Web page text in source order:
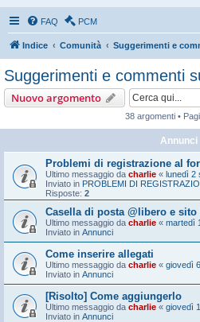
FAQ PCM
Indice Comunità Suggerimenti e
Suggerimenti e commenti
Nuovo argomento
38 argomenti •
Annunci
Problemi di registrazione al
Ultimo messaggio da charlie « lunedì 2
Inviato in PROBLEMI DI
Risposte: 2
Casella di posta @libero e
Ultimo messaggio da charlie « martedì
Inviato in Annunci
Come inserire allegati
Ultimo messaggio da charlie « giovedì
Inviato in Annunci
[Risolto] Come aggiungerlo
Ultimo messaggio da charlie « giovedì
Inviato in Annunci